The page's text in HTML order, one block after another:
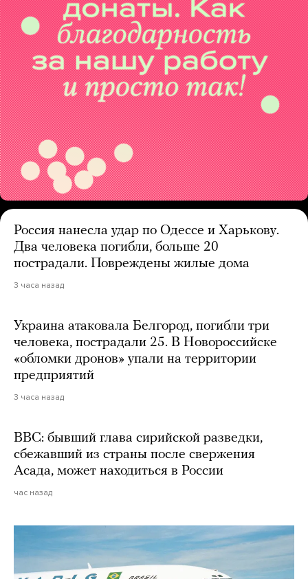
Россия нанесла удар по Одессе и Харькову.
Два человека погибли, больше 20
пострадали. Повреждены жилые дома
3 часа назад
Украина атаковала Белгород, погибли три
человека, пострадали 25. В Новороссийске
«обломки дронов» упали на территории
предприятий
3 часа назад
BBC: бывший глава сирийской разведки,
сбежавший из страны после свержения
Асада, может находиться в России
час назад